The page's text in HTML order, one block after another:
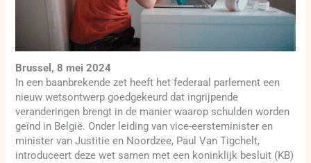
Brussel, 8 mei 2024
In een baanbrekende zet heeft het federaal parlement een
nieuw wetsontwerp goedgekeurd dat ingrijpende
veranderingen brengt in de manier waarop schulden worden
geïnd in België. Onder leiding van vice-eersteminister en
minister van Justitie en Noordzee, Paul Van Tigchelt,
introduceert deze wet samen met een koninklijk besluit (KB)